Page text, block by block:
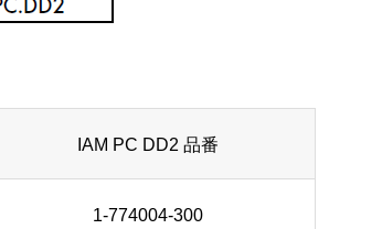
IAM PC DD2 品番
1-774004-300